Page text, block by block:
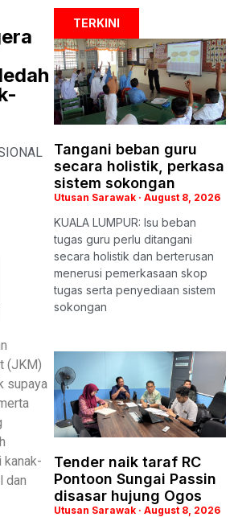
(JKM)
supaya
kanak-
dan
TERKINI
Tangani beban guru
secara holistik, perkasa
sistem sokongan
Utusan Sarawak August 8, 2026
KUALA LUMPUR: Isu beban
tugas guru perlu ditangani
secara holistik dan berterusan
menerusi pemerkasaan skop
tugas serta penyediaan sistem
sokongan
Tender naik taraf RC
Pontoon Sungai Passin
disasar hujung Ogos
Utusan Sarawak August 8, 2026